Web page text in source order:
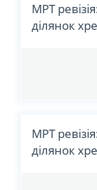
МРТ
ділянок
МРТ
ділянок